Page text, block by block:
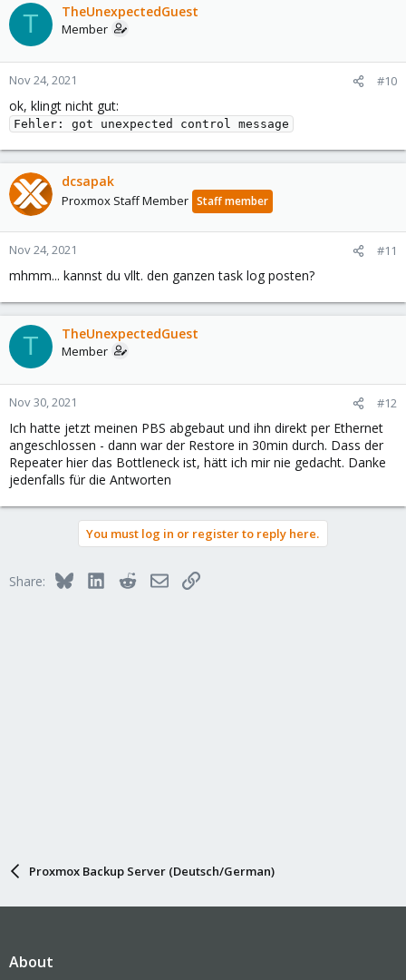
T TheUnexpectedGuest
Member
Nov 24, 2021 #10
ok, klingt nicht gut:
Fehler: got unexpected control message
dcsapak
Proxmox Staff Member Staff member
Nov 24, 2021 #11
mhmm... kannst du vllt. den ganzen task log posten?
T TheUnexpectedGuest
Member
Nov 30, 2021 #12
Ich hatte jetzt meinen PBS abgebaut und ihn direkt per Ethernet
angeschlossen - dann war der Restore in 30min durch. Dass der
Repeater hier das Bottleneck ist, hätt ich mir nie gedacht. Danke
jedenfalls für die Antworten
You must log in or register to reply here.
Share: BlueskyLinkedInRedditEmailLink
Proxmox Backup Server (Deutsch/German)
About